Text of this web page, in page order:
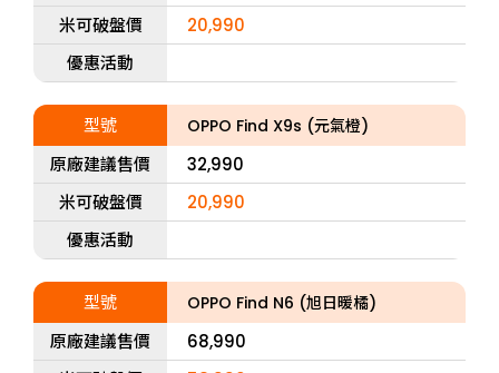
米可破盤價
20,990
優惠活動
型號 OPPO Find X9s (元氣橙)
原廠建議售價
32,990
米可破盤價
20,990
優惠活動
型號 OPPO Find N6 (旭日暖橘)
原廠建議售價
68,990